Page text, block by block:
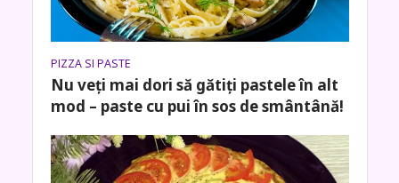
PIZZA SI PASTE
Nu veți mai dori să gătiți pastele în alt
mod – paste cu pui în sos de smântână!